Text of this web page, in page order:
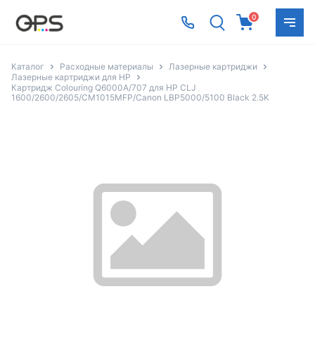
0
Каталог Расходные материалы
Лазерные картриджи
Лазерные картриджи для HP
Картридж Colouring Q6000A/707 для HP CLJ
1600/2600/2605/CM1015MFP/Canon LBP5000/5100 Black 2.5K